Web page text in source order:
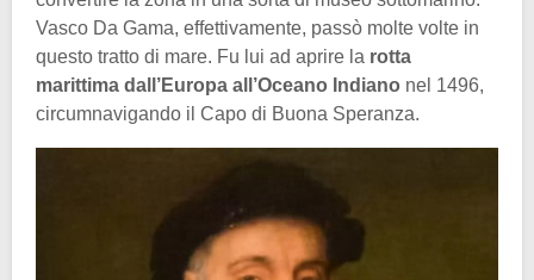
Vasco Da Gama, effettivamente, passò molte volte in
questo tratto di mare. Fu lui ad aprire la rotta
marittima dall’Europa all’Oceano Indiano nel 1496,
circumnavigando il Capo di Buona Speranza.